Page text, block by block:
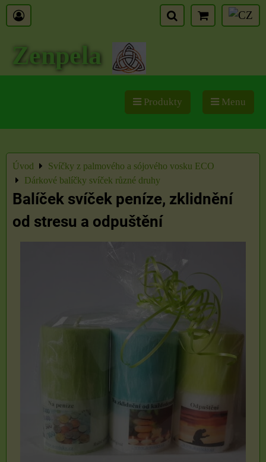
Zenpela
Produkty Menu
Úvod
Svíčky z palmového a sójového vosku ECO
Dárkové balíčky svíček různé druhy
Balíček svíček peníze, zklidnění
od stresu a odpuštění